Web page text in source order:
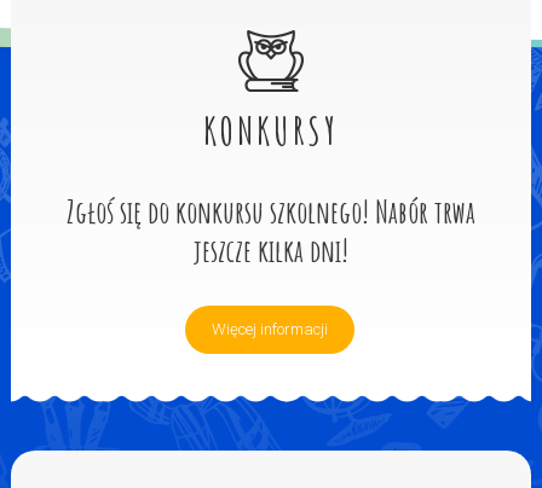
KONKURSY
Zgłoś się do konkursu szkolnego! Nabór trwa
jeszcze kilka dni!
Więcej informacji